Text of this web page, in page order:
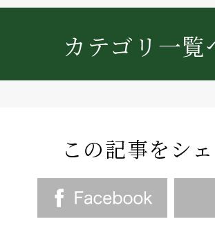
カテゴリ一覧
この記事をシ